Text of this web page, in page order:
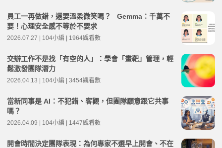
員工一再做錯，還要溫柔微笑嗎？ Gemma：千萬不
要！心理安全感不等於不要求
2026.07.27 | 104小編 | 1964觀看數
交辦工作不是找「有空的人」：學會「畫靶」管理，輕
鬆激發團隊潛力
2026.04.13 | 104小編 | 3454觀看數
當新同事是 AI：不犯錯、客觀，但團隊願意跟它共事
嗎？
2026.04.09 | 104小編 | 1447觀看數
開會時間決定團隊表現：為何專家不選早上開會、不在